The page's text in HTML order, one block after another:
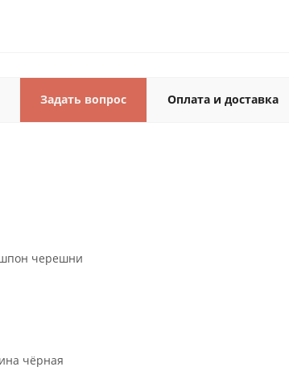
Задать вопрос Оплата и доставка
черешни
чёрная